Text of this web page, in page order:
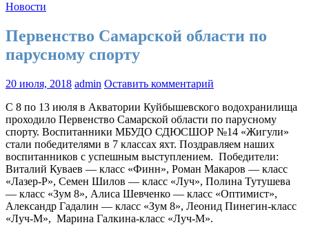
Новости
Первенство Самарской области по
парусному спорту
20 июля, 2018 admin Оставить комментарий
С 8 по 13 июля в Акватории Куйбышевского водохранилища
проходило Первенство Самарской области по парусному
спорту. Воспитанники МБУДО СДЮСШОР №14 «Жигули»
стали победителями в 7 классах яхт. Поздравляем наших
воспитанников с успешным выступлением. Победители:
Виталий Куваев — класс «Финн», Роман Макаров — класс
«Лазер-Р», Семен Шилов — класс «Луч», Полина Тутушева
— класс «Зум 8», Алиса Шевченко — класс «Оптимист»,
Александр Гадалин — класс «Зум 8», Леонид Пинегин-класс
«Луч-М», Марина Галкина-класс «Луч-М».